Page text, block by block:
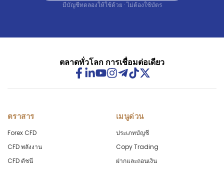
มีบัญชีทดลองให้ใช้ด้วย · ไม่ต้องใช้บัตร
ตลาดทั่วโลก การเชื่อมต่อเดียว
ตราสาร
Forex CFD
CFD พลังงาน
CFD ดัชนี
เมนูด่วน
ประเภทบัญชี
Copy Trading
ฝากและถอนเงิน